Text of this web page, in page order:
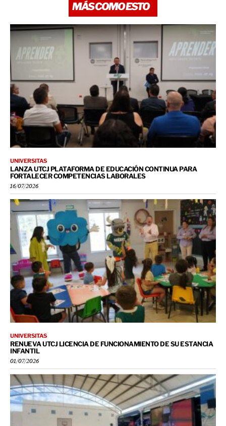
MÁS COMO ESTO
UNIVERSITAS
LANZA UTCJ PLATAFORMA DE EDUCACIÓN CONTINUA PARA
FORTALECER COMPETENCIAS LABORALES
16/07/2026
UNIVERSITAS
RENUEVA UTCJ LICENCIA DE FUNCIONAMIENTO DE SU ESTANCIA
INFANTIL
01/07/2026